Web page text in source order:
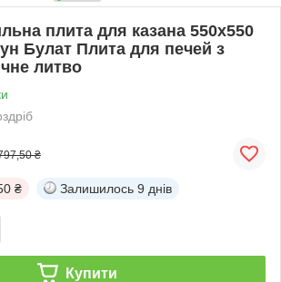
плита для казана 550х550
Булат Плита для печей з
литво
₴
₴ Залишилось 9 днів
Купити